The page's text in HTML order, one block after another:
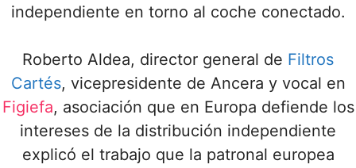
independiente en torno al coche conectado.
Roberto Aldea, director general de Filtros
Cartés, vicepresidente de Ancera y vocal en
Figiefa, asociación que en Europa defiende los
intereses de la distribución independiente
explicó el trabajo que la patronal europea